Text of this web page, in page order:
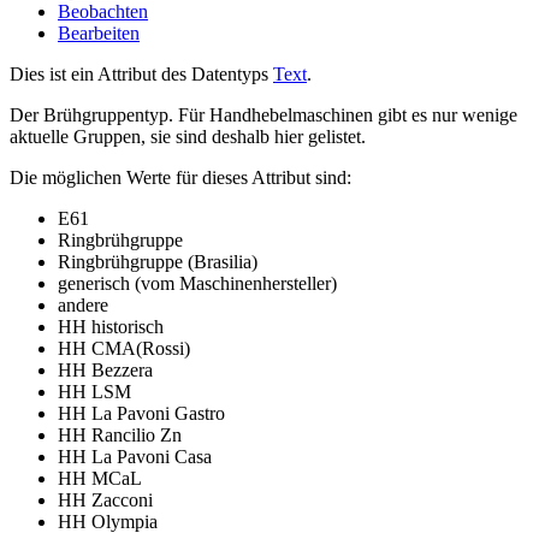
Beobachten
Bearbeiten
Dies ist ein Attribut des Datentyps Text.
Der Brühgruppentyp. Für Handhebelmaschinen gibt es nur wenige
aktuelle Gruppen, sie sind deshalb hier gelistet.
Die möglichen Werte für dieses Attribut sind:
E61
Ringbrühgruppe
Ringbrühgruppe (Brasilia)
generisch (vom Maschinenhersteller)
andere
HH historisch
HH CMA(Rossi)
HH Bezzera
HH LSM
HH La Pavoni Gastro
HH Rancilio Zn
HH La Pavoni Casa
HH MCaL
HH Zacconi
HH Olympia